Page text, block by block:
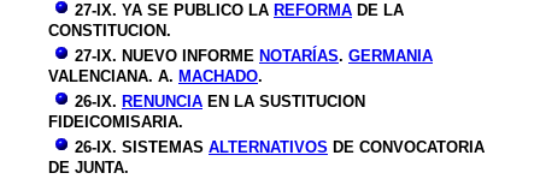
27-IX. YA SE PUBLICO LA REFORMA DE LA
CONSTITUCION.
27-IX. NUEVO INFORME NOTARÍAS. GERMANIA
VALENCIANA. A. MACHADO.
26-IX. RENUNCIA EN LA SUSTITUCION
FIDEICOMISARIA.
26-IX. SISTEMAS ALTERNATIVOS DE CONVOCATORIA
DE JUNTA.